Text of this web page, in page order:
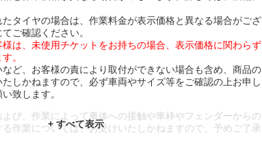
タイヤの場合は、作業料金が表示価格と異なる場合がござ
ご確認ください。
は、未使用チケットをお持ちの場合、表示価格に関わらず
。
ど、お客様の責により取付ができない場合も含め、商品の
しかねますので、必ず車両やサイズ等をご確認の上お申し
致します。
び、作業によって車体への接触や車枠やフェンダーからの
作業については、お受けいたしかねますので、予めご了承